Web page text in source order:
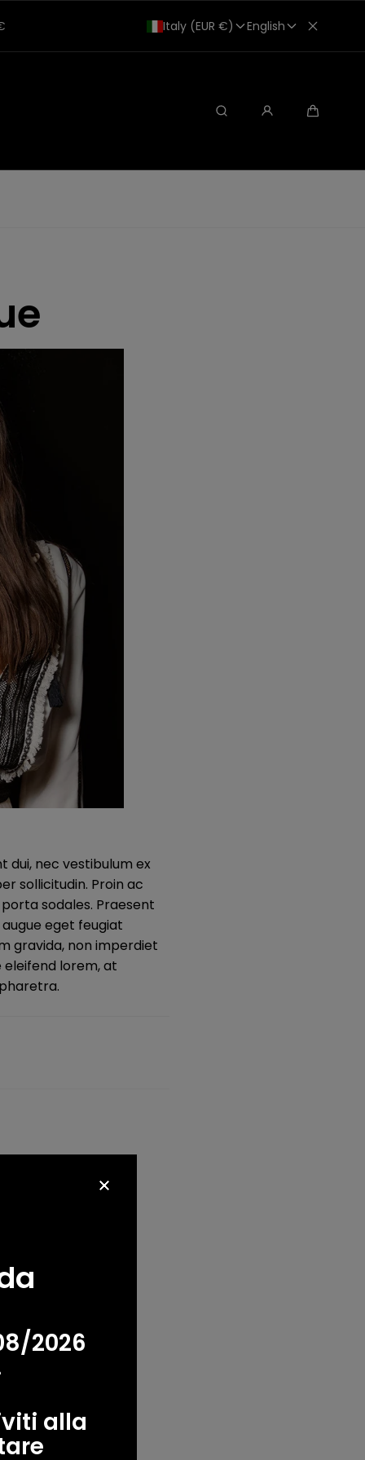
Italy (EUR €) English
Search
2026
alla
dui, nec vestibulum ex
sollicitudin. Proin ac
sodales. Praesent
eget feugiat
gravida, non imperdiet
eleifend lorem, at